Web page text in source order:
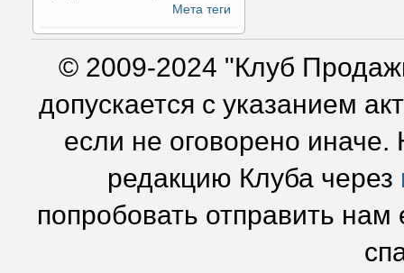
Мета теги
© 2009-2024 "Клуб
допускается с указанием
если не оговорено
редакцию Клуба через
попробовать отправить нам